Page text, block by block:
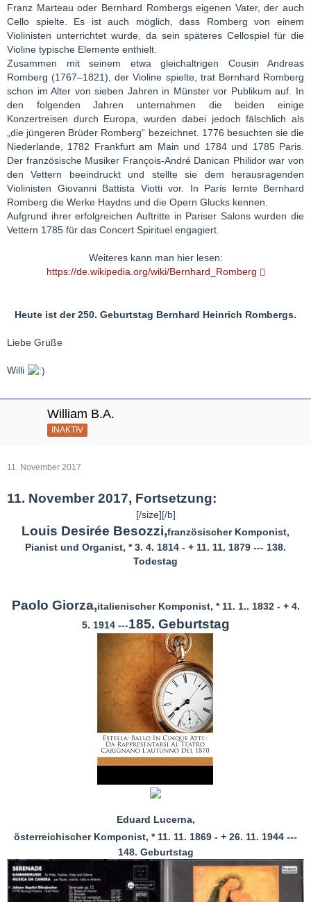
Franz Marteau oder Bernhard Rombergs eigenen Vater, der auch
Cello spielte. Es ist auch möglich, dass Romberg von einem
Violinisten unterrichtet wurde, da sein späteres Cellospiel für die
Violine typische Elemente enthielt.
Zusammen mit seinem etwa gleichaltrigen Cousin Andreas
Romberg (1767–1821), der Violine spielte, trat Bernhard Romberg
schon im Alter von sieben Jahren in Münster vor Publikum auf. In
den folgenden Jahren unternahmen die beiden einige
Konzertreisen durch Europa, wurden dabei jedoch fälschlich als
„die jüngeren Brüder Romberg“ bezeichnet. 1776 besuchten sie die
Niederlande, 1782 Frankfurt am Main und 1784 und 1785 Paris.
Der französische Musiker François-André Danican Philidor war von
den Vettern beeindruckt und stellte sie dem herausragenden
Violinisten Giovanni Battista Viotti vor. In Paris lernte Bernhard
Romberg die Werke Haydns und die Opern Glucks kennen.
Aufgrund ihrer erfolgreichen Auftritte in Pariser Salons wurden die
Vettern 1785 für das Concert Spirituel engagiert.
Weiteres kann man hier lesen:
https://de.wikipedia.org/wiki/Bernhard_Romberg
Heute ist der 250. Geburtstag Bernhard Heinrich Rombergs.
Liebe Grüße
Willi
William B.A.
INAKTIV
11. November 2017
11. November 2017, Fortsetzung:
[/size][/b]
Louis Desirée Besozzi,französischer Komponist,
Pianist und Organist, * 3. 4. 1814 - + 11. 11. 1879 --- 138.
Todestag
Paolo Giorza,italienischer Komponist, * 11. 1.. 1832 - + 4.
5. 1914 ---185. Geburtstag
Eduard Lucerna,
österreichischer Komponist, * 11. 11. 1869 - + 26. 11. 1944 ---
148. Geburtstag